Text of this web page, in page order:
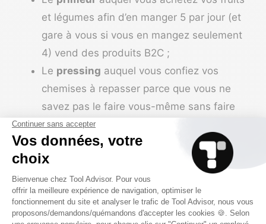
et légumes afin d’en manger 5 par jour (et
gare à vous si vous en mangez seulement
4) vend des produits B2C ;
Le pressing auquel vous confiez vos
chemises à repasser parce que vous ne
savez pas le faire vous-même sans faire
de plis (teuteuteu, on sait que vous êtes
nul en repassage, pas besoin de monter
sur vos grands chevaux) vend un service
B2C ;
Lelibraireauquel vous achetez le dernier
tome de Petit Ours Brun pour l’offrir à votre